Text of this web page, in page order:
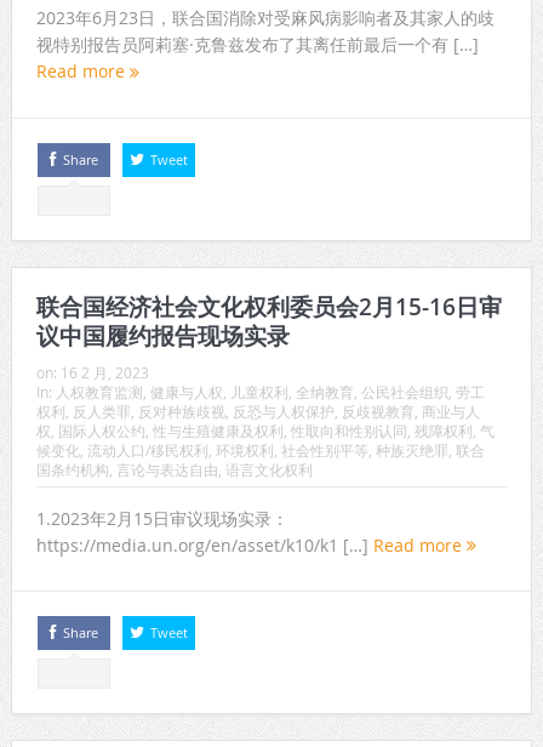
2023年6月23日，联合国消除对受麻风病影响者及其家人的歧
视特别报告员阿莉塞·克鲁兹发布了其离任前最后一个有 […]
Read more
Share Tweet
联合国经济社会文化权利委员会2月15-16日审
议中国履约报告现场实录
on: 16 2 月, 2023
In: 人权教育监测 健康与人权 儿童权利 全纳教育 公民社会组织 劳工
权利 反人类罪 反对种族歧视, 反恐与人权保护 反歧视教育 商业与人
权 国际人权公约 性与生殖健康及权利 性取向和性别认同 残障权利 气
候变化, 流动人口/移民权利 环境权利 社会性别平等 种族灭绝罪 联合
国条约机构 言论与表达自由 语言文化权利
1.2023年2月15日审议现场实录：
https://media.un.org/en/asset/k10/k1 […] Read more
Share Tweet